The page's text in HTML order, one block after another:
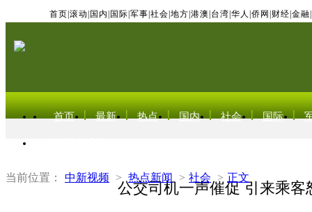
首页 滚动 国内 国际 军事 社会 地方 港澳 台湾 华人 侨网 财经 金融
首页 最新 热点 国内 社会 国际
当前位置： 中新视频 > 热点新闻 > 社会 > 正文
公交司机一声催促 引来乘客